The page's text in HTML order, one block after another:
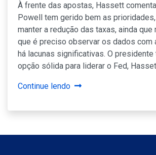
À frente das apostas, Hassett
Powell tem gerido bem as
manter a redução das taxas, ainda que
que é preciso observar os dados com
há lacunas significativas. O presidente
opção sólida para liderar o Fed,
Continue lendo